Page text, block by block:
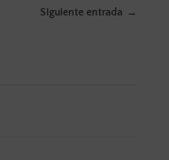
Siguiente entrada